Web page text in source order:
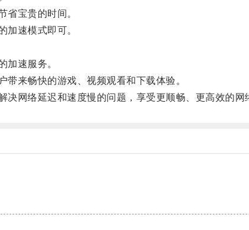
宝贵的时间。
速模式即可。
速服务。
来畅快的游戏、视频观看和下载体验。
网络延迟和速度慢的问题，享受更顺畅、更高效的网